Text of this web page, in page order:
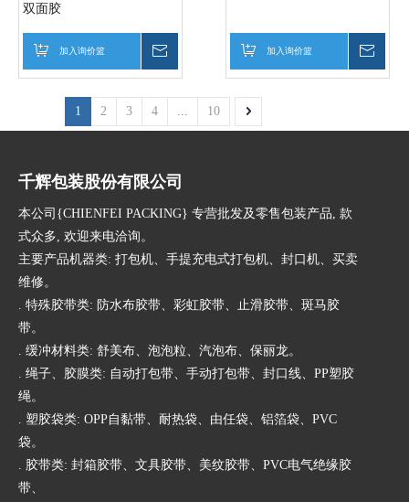
双面胶
加入询价篮 加入询价篮
1 2 3 4 10
千辉包装股份有限公司
本公司{CHIENFEI PACKING} 专营批发及零售包装产品, 款
式众多, 欢迎来电洽询。
主要产品机器类: 打包机、手提充电式打包机、封口机、买卖
维修。
. 特殊胶带类: 防水布胶带、彩虹胶带、止滑胶带、斑马胶
带。
. 缓冲材料类: 舒美布、泡泡粒、汽泡布、保丽龙。
. 绳子、胶膜类: 自动打包带、手动打包带、封口线、PP塑胶
绳。
. 塑胶袋类: OPP自黏带、耐热袋、由任袋、铝箔袋、PVC
袋。
. 胶带类: 封箱胶带、文具胶带、美纹胶带、PVC电气绝缘胶
带、